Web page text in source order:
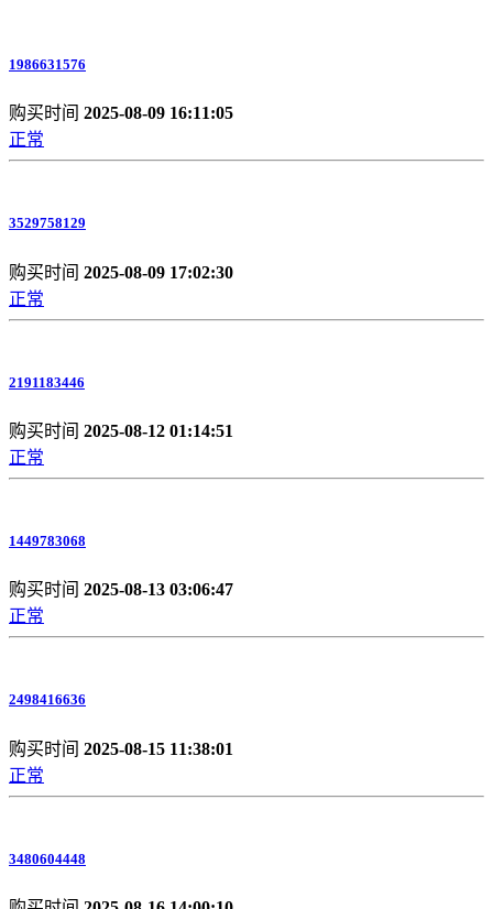
1986631576
购买时间 2025-08-09 16:11:05
正常
3529758129
购买时间 2025-08-09 17:02:30
正常
2191183446
购买时间 2025-08-12 01:14:51
正常
1449783068
购买时间 2025-08-13 03:06:47
正常
2498416636
购买时间 2025-08-15 11:38:01
正常
3480604448